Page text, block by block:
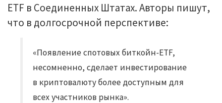
ETF в Соединенных Штатах. Авторы пишут,
что в долгосрочной перспективе:
«Появление спотовых биткойн-ETF,
несомненно, сделает инвестирование
в криптовалюту более доступным для
всех участников рынка».